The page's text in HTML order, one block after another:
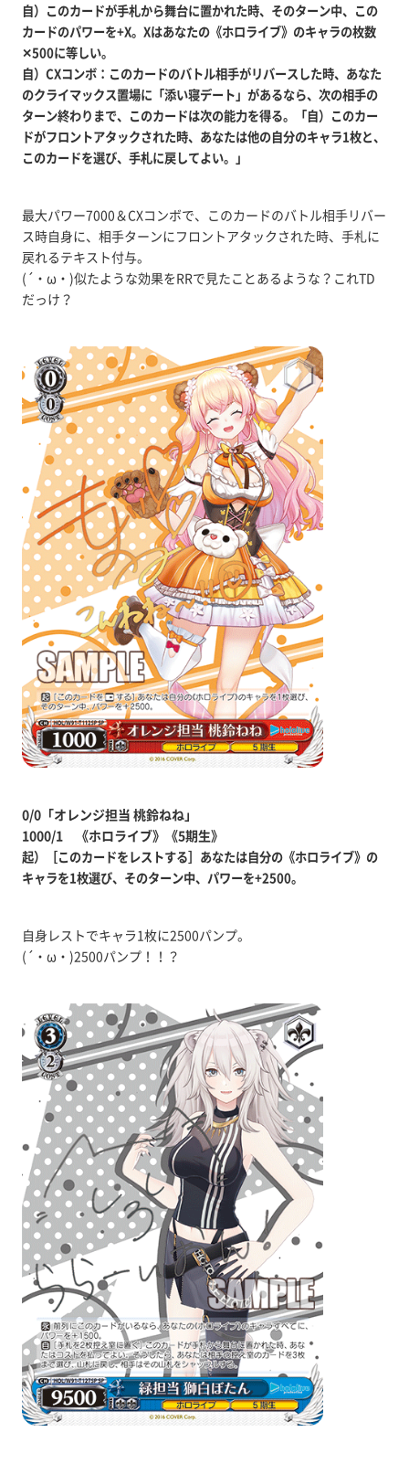
自）このカードが手札から舞台に置かれた時、そのターン中、この
カードのパワーを+X。Xはあなたの《ホロライブ》のキャラの枚数
✕500に等しい。
自）CXコンボ：このカードのバトル相手がリバースした時、あなた
のクライマックス置場に「添い寝デート」があるなら、次の相手の
ターン終わりまで、このカードは次の能力を得る。「自）このカー
ドがフロントアタックされた時、あなたは他の自分のキャラ1枚と、
このカードを選び、手札に戻してよい。」
最大パワー7000＆CXコンボで、このカードのバトル相手リバー
ス時自身に、相手ターンにフロントアタックされた時、手札に
戻れるテキスト付与。
(´・ω・)似たような効果をRRで見たことあるような？これTD
だっけ？
0/0「オレンジ担当 桃鈴ねね」
1000/1 《ホロライブ》《5期生》
起）［このカードをレストする］あなたは自分の《ホロライブ》の
キャラを1枚選び、そのターン中、パワーを+2500。
自身レストでキャラ1枚に2500パンプ。
(´・ω・)2500パンプ！！？